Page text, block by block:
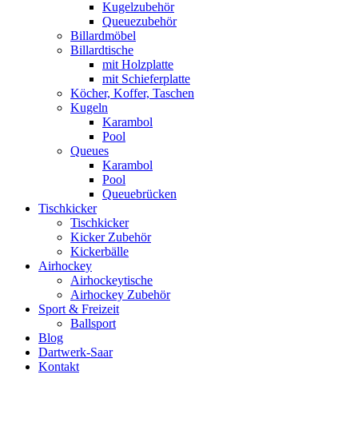
Kugelzubehör
Queuezubehör
Billardmöbel
Billardtische
mit Holzplatte
mit Schieferplatte
Köcher, Koffer, Taschen
Kugeln
Karambol
Pool
Queues
Karambol
Pool
Queuebrücken
Tischkicker
Tischkicker
Kicker Zubehör
Kickerbälle
Airhockey
Airhockeytische
Airhockey Zubehör
Sport & Freizeit
Ballsport
Blog
Dartwerk-Saar
Kontakt